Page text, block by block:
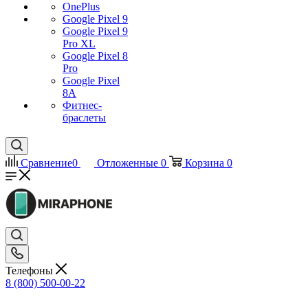
OnePlus
Google Pixel 9
Google Pixel 9
Pro XL
Google Pixel 8
Pro
Google Pixel
8A
Фитнес-
браслеты
Сравнение0 Отложенные 0 Корзина 0
Телефоны
8 (800) 500-00-22